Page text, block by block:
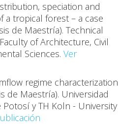
speciation and
a tropical forest – a case
de Maestría). Technical
of Architecture, Civil
Sciences. Ver
regime characterization
de Maestría). Universidad
y TH Koln - University